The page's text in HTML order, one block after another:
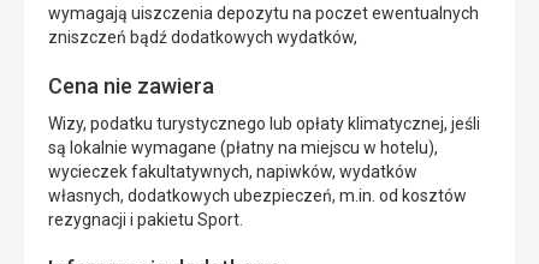
wymagają uiszczenia depozytu na poczet ewentualnych
zniszczeń bądź dodatkowych wydatków,
Cena nie zawiera
Wizy, podatku turystycznego lub opłaty klimatycznej, jeśli
są lokalnie wymagane (płatny na miejscu w hotelu),
wycieczek fakultatywnych, napiwków, wydatków
własnych, dodatkowych ubezpieczeń, m.in. od kosztów
rezygnacji i pakietu Sport.